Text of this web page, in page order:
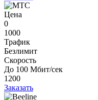
Цена
0
1000
Трафик
Безлимит
Скорость
До 100 Мбит/сек
1200
Заказать